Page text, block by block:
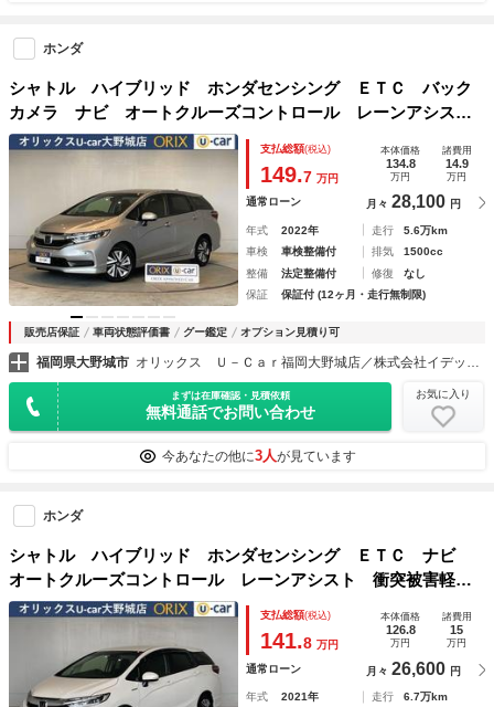
ホンダ
シャトル ハイブリッド ホンダセンシング ＥＴＣ バック
カメラ ナビ オートクルーズコントロール レーンアシス
ト 衝突被害軽減システム オートライト スマートキー 電
動格納ミラー チップアップシート ＡＴ 盗難防止システ
ム 衝突安全ボディ
支払総額(税込)
149.7 万円
本体価格
134.8
万円
諸費用
14.9
万円
通常ローン 月々 28,100 円
年式 2022年 走行
5.6万km
車検
車検整備付 排気
1500cc
整備
法定整備付 修復
なし
保証
保証付 (12ヶ月・走行無制限)
販売店保証 車両状態評価書 グー鑑定 オプション見積り可
福岡県大野城市 オリックス Ｕ－Ｃａｒ福岡大野城店／株式会社イデックスオート・ジャパン
まずは在庫確認・見積依頼
無料通話でお問い合わせ
お気に入り
今あなたの他に3人が見ています
ホンダ
シャトル ハイブリッド ホンダセンシング ＥＴＣ ナビ
オートクルーズコントロール レーンアシスト 衝突被害軽減
システム アルミホイール オートライト スマートキー ア
イドリングストップ 電動格納ミラー ＡＴ 盗難防止システ
ム 衝突安全ボディ
支払総額(税込)
141.8 万円
本体価格
126.8
万円
諸費用
15
万円
通常ローン 月々 26,600 円
年式 2021年 走行
6.7万km